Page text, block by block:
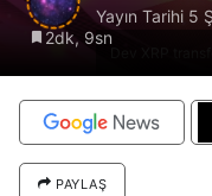
Yayın Tarihi 5
2dk, 9sn
PAYLAŞ